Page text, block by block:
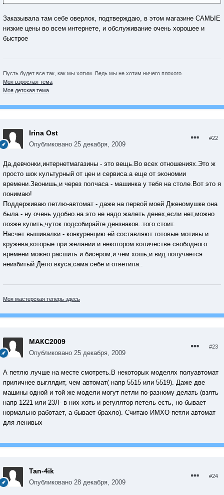
Заказывала там себе оверлок, подтверждаю, в этом магазине САМЫЕ
низкие цены во всем интернете, и обслуживание очень хорошее и
быстрое
Пусть будет все так, как мы хотим. Ведь мы не хотим ничего плохого.
Моя взрослая тема
Моя детская тема
Irina Ost
Опубликовано 25 декабря, 2009
#22
Да,девчонки,интернетмагазины - это вещь.Во всех отношениях.Это ж
просто шок культурный от цен и сервиса.а еще от экономии
времени.Звонишь,и через полчаса - машинка у тебя на столе.Вот это я
понимаю!
Поддерживаю петлю-автомат - даже на первой моей Дженомушке она
была - ну очень удобно.на это не надо жалеть денех,если нет,можно
позже купить,чуток подсобирайте дензнаков..того стоит.
Насчет вышивалки - конкуренцию ей составляют готовые мотивы и
кружева,которые при желании и некотором количестве свободного
времени можно расшить и бисером,и чем хошь,и вид получается
неизбитый.Дело вкуса,сама себе и ответила..
Моя мастерская теперь здесь
МАКС2009
Опубликовано 25 декабря, 2009
#23
А петлю лучше на месте смотреть.В некоторых моделях полуавтомат
приличнее выглядит, чем автомат( напр 5515 или 5519). Даже две
машины одной и той же модели могут петли по-разному делать (взять
напр 1221 или 23Л- в них хоть и регулятор петель есть, но бывает
нормально работает, а бывает-брахло). Считаю ИМХО петли-автомат
для ленивых
Tan-4ik
Опубликовано 28 декабря, 2009
#24